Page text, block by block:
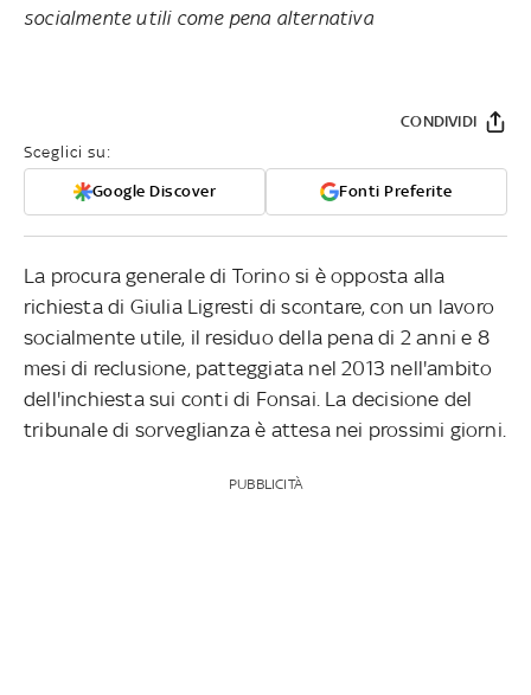
socialmente utili come pena alternativa
Sceglici su:
Google Discover Fonti Preferite
CONDIVIDI
La procura generale di Torino si è opposta alla
richiesta di Giulia Ligresti di scontare, con un lavoro
socialmente utile, il residuo della pena di 2 anni e 8
mesi di reclusione, patteggiata nel 2013 nell'ambito
dell'inchiesta sui conti di Fonsai. La decisione del
tribunale di sorveglianza è attesa nei prossimi giorni.
PUBBLICITÀ